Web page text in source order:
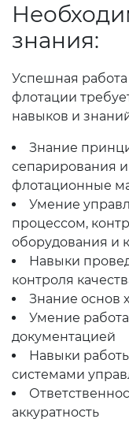
знания:
Успешная
флотации
навыков и
Знание
сепарирования
флотационные
Умение
процессом,
оборудования и
Навыки
контроля
Знание основ
Умение
документацией
Навыки
системами
аккуратность